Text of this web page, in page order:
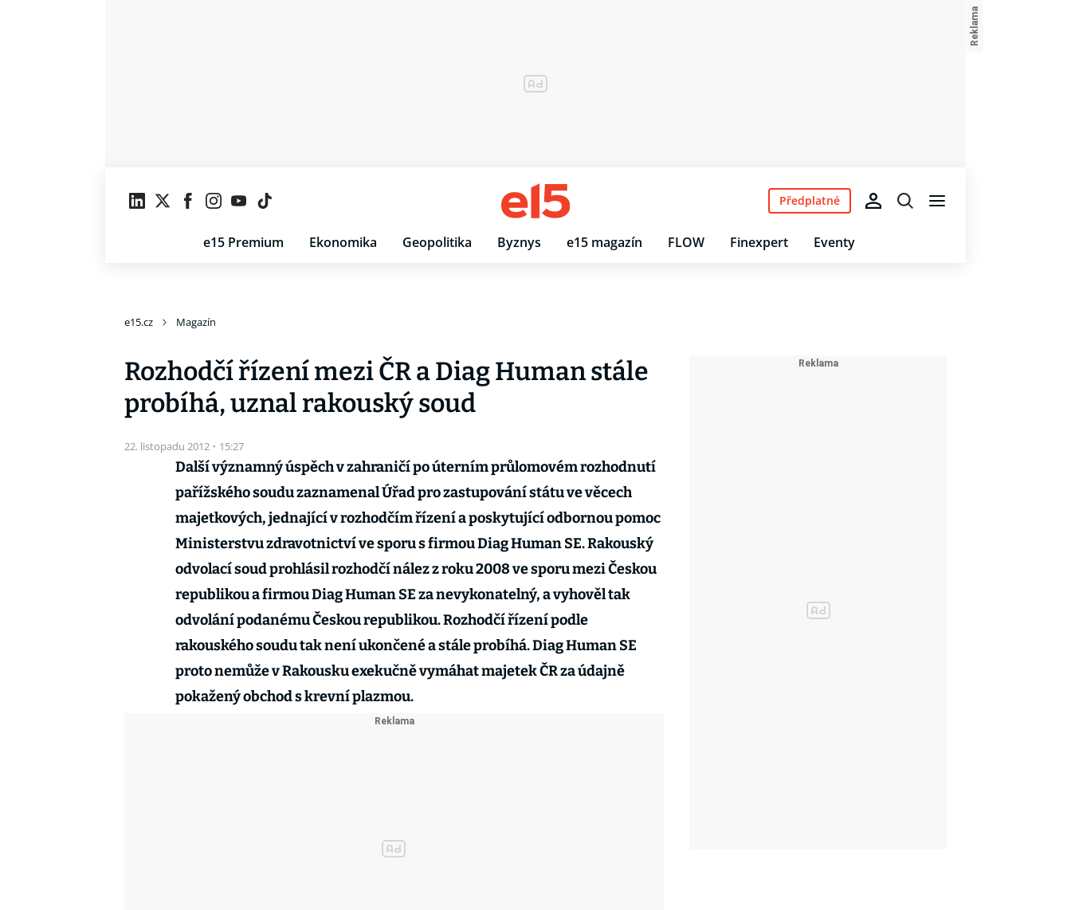
e15 Premium Ekonomika Geopolitika Byznys e15 magazín FLOW Finexpert Eventy
Předplatné
e15.cz Magazín
Rozhodčí řízení mezi ČR a Diag Human stále
probíhá, uznal rakouský soud
22. listopadu 2012 · 15:27
Další významný úspěch v zahraničí po úterním průlomovém rozhodnutí
pařížského soudu zaznamenal Úřad pro zastupování státu ve věcech
majetkových, jednající v rozhodčím řízení a poskytující odbornou pomoc
Ministerstvu zdravotnictví ve sporu s firmou Diag Human SE. Rakouský
odvolací soud prohlásil rozhodčí nález z roku 2008 ve sporu mezi Českou
republikou a firmou Diag Human SE za nevykonatelný, a vyhověl tak
odvolání podanému Českou republikou. Rozhodčí řízení podle
rakouského soudu tak není ukončené a stále probíhá. Diag Human SE
proto nemůže v Rakousku exekučně vymáhat majetek ČR za údajně
pokažený obchod s krevní plazmou.